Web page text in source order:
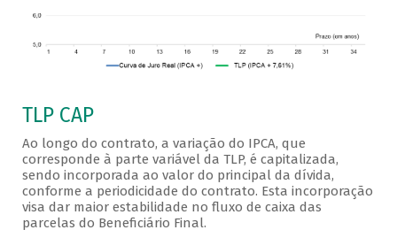
TLP CAP
Ao longo do contrato, a variação do IPCA, que
corresponde à parte variável da TLP, é capitalizada,
sendo incorporada ao valor do principal da dívida,
conforme a periodicidade do contrato. Esta incorporação
visa dar maior estabilidade no fluxo de caixa das
parcelas do Beneficiário Final.